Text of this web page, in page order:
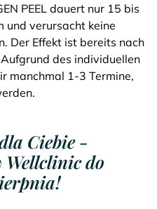
PEEL dauert nur 15 bis
und verursacht keine
Der Effekt ist bereits nach
des individuellen
manchmal 1-3 Termine,
Ciebie -
do